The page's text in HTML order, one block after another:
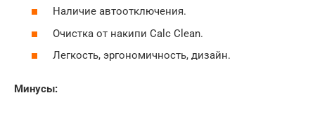
Наличие автоотключения.
Очистка от накипи Calc Clean.
Легкость, эргономичность, дизайн.
Минусы: